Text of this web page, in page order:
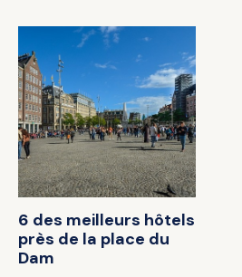
6 des meilleurs hôtels
près de la place du
Dam